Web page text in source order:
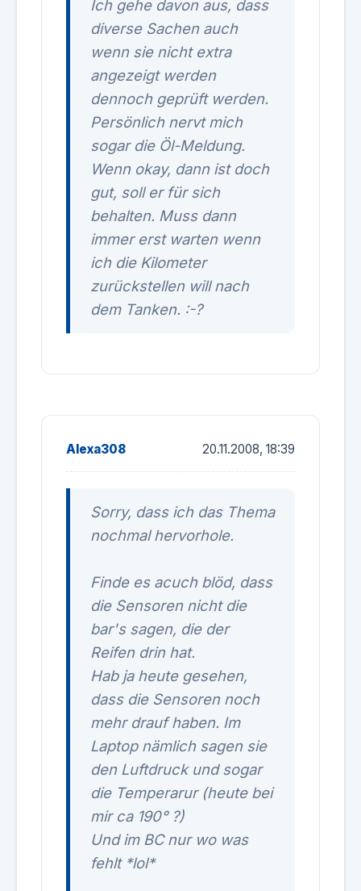
Ich gehe davon aus, dass
diverse Sachen auch
wenn sie nicht extra
angezeigt werden
dennoch geprüft werden.
Persönlich nervt mich
sogar die Öl-Meldung.
Wenn okay, dann ist doch
gut, soll er für sich
behalten. Muss dann
immer erst warten wenn
ich die Kilometer
zurückstellen will nach
dem Tanken. :-?
Alexa308 20.11.2008, 18:39
Sorry, dass ich das Thema
nochmal hervorhole.
Finde es acuch blöd, dass
die Sensoren nicht die
bar's sagen, die der
Reifen drin hat.
Hab ja heute gesehen,
dass die Sensoren noch
mehr drauf haben. Im
Laptop nämlich sagen sie
den Luftdruck und sogar
die Temperarur (heute bei
mir ca 190° ?)
Und im BC nur wo was
fehlt *lol*